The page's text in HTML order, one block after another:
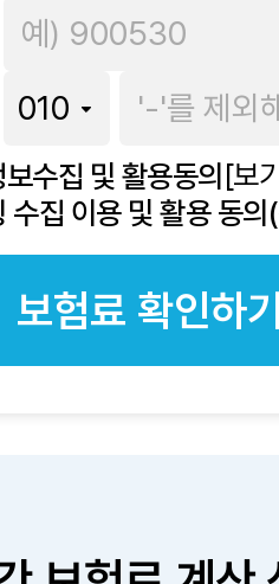
수집 및 활용동의[보
수집 이용 및 활용 동의
보험료 확인하